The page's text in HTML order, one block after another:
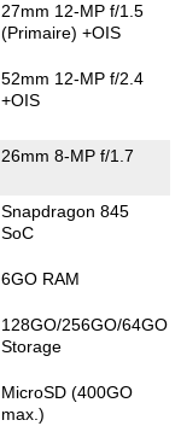
27mm 12-MP f/1.5
(Primaire) +OIS
52mm 12-MP f/2.4
+OIS
26mm 8-MP f/1.7
Snapdragon 845
SoC
6GO RAM
128GO/256GO/64GO
Storage
MicroSD (400GO
max.)